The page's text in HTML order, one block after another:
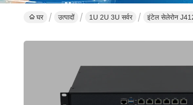
घर उत्पादों 1U 2U 3U सर्वर इंटेल सेलेरोन